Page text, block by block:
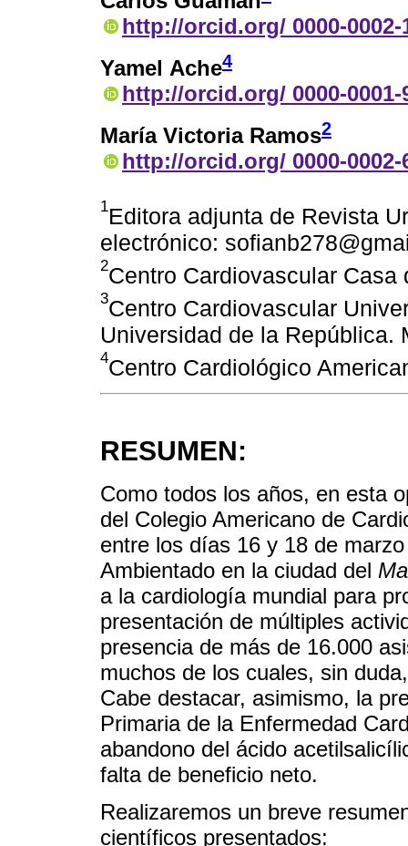
http://orcid.org/ 0000-0002-
Yamel Ache4
http://orcid.org/ 0000-0001-
María Victoria Ramos2
http://orcid.org/ 0000-0002-
1Editora adjunta de Revista
electrónico:
2Centro Cardiovascular
3Centro Cardiovascular
Universidad de la República.
4Centro Cardiológico
RESUMEN:
Como todos los años, en esta
del Colegio Americano de
entre los días 16 y 18 de
Ambientado en la ciudad del
a la cardiología mundial para
presentación de múltiples
presencia de más de 16.000
muchos de los cuales, sin
Cabe destacar, asimismo, la
Primaria de la Enfermedad
abandono del ácido
falta de beneficio neto.
Realizaremos un breve
científicos presentados: